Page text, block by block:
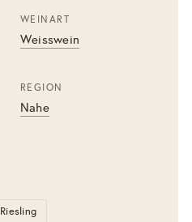
WEINART
Weisswein
REGION
Nahe
Riesling